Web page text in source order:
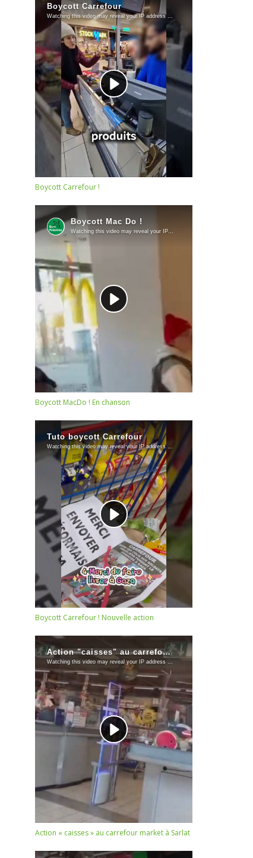
Boycott Carrefour !
Boycott MacDo ! En chanson
Boycott Carrefour ! Nouvelle action
Action « caisses » au carrefour market à Sarlat